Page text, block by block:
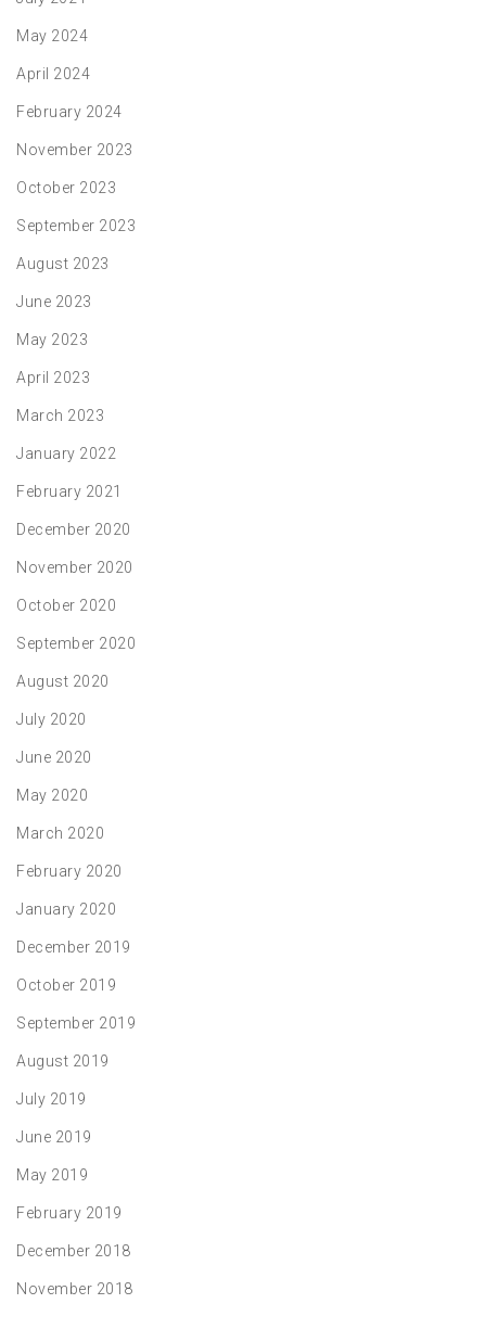
May 2024
April 2024
February 2024
November 2023
October 2023
September 2023
August 2023
June 2023
May 2023
April 2023
March 2023
January 2022
February 2021
December 2020
November 2020
October 2020
September 2020
August 2020
July 2020
June 2020
May 2020
March 2020
February 2020
January 2020
December 2019
October 2019
September 2019
August 2019
July 2019
June 2019
May 2019
February 2019
December 2018
November 2018